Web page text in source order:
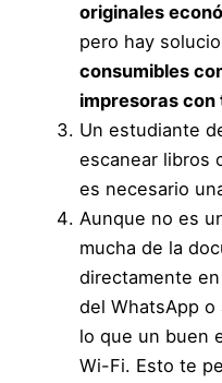
originales
pero hay
consumibles
impresoras con
Un estudiante
escanear libros
es necesario
Aunque no es
mucha de la
directamente
del WhatsApp
lo que un buen
Wi-Fi. Esto te